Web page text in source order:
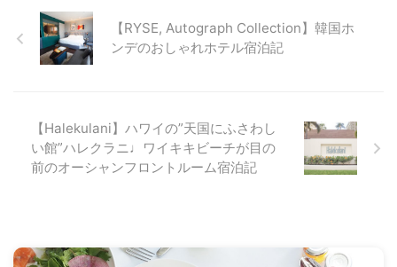
【RYSE, Autograph Collection】韓国ホ
ンデのおしゃれホテル宿泊記
【Halekulani】ハワイの”天国にふさわし
い館”ハレクラニ♩ワイキキビーチが目の
前のオーシャンフロントルーム宿泊記